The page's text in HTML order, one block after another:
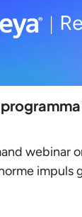
webinar
impuls